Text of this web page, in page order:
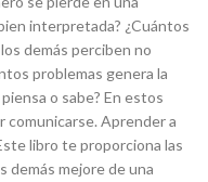
interpretada? ¿Cuántos
demás perciben no
problemas genera la
o sabe? En estos
comunicarse. Aprender a
libro te proporciona las
demás mejore de una